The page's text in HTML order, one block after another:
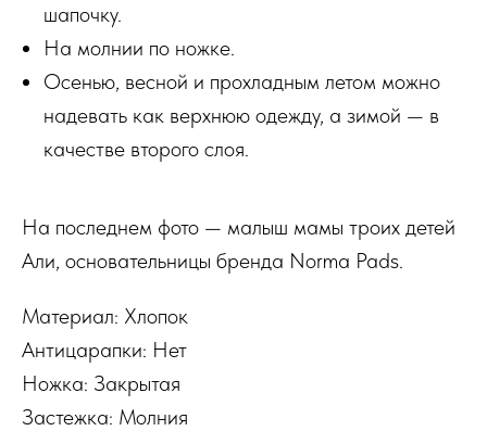
шапочку.
На молнии по ножке.
Осенью, весной и прохладным летом можно
надевать как верхнюю одежду, а зимой — в
качестве второго слоя.
На последнем фото — малыш мамы троих детей
Али, основательницы бренда Norma Pads.
Материал: Хлопок
Антицарапки: Нет
Ножка: Закрытая
Застежка: Молния